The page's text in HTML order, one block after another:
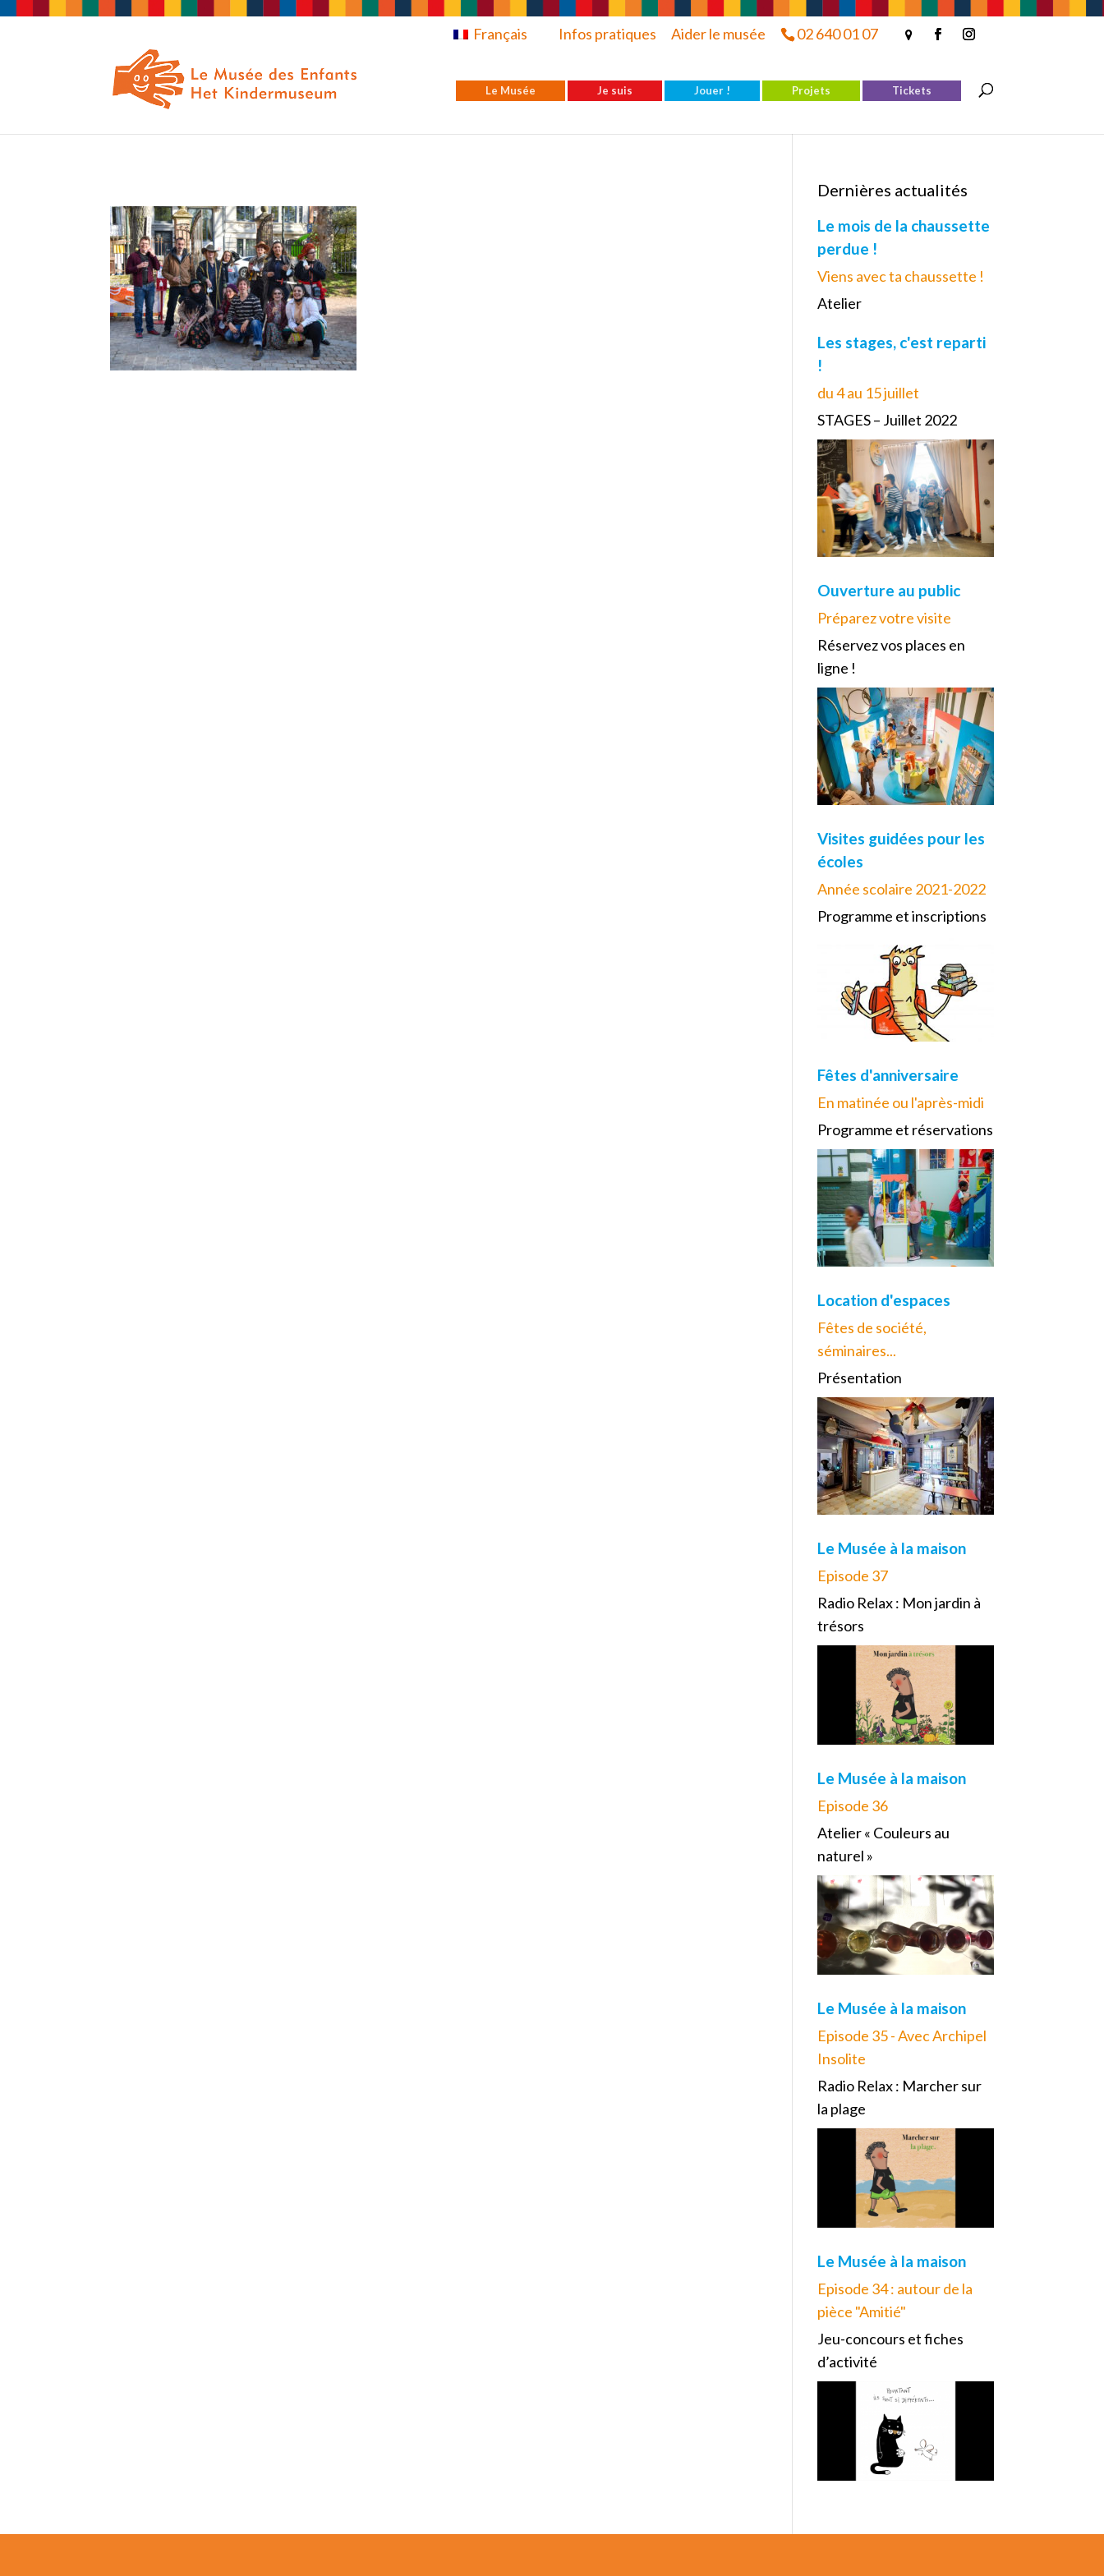
02 640 01 07
Français Infos pratiques Aider le musée
Le Musée Je suis Jouer ! Projets Tickets
Dernières actualités
Le mois de la chaussette
perdue !
Viens avec ta chaussette !
Atelier
Les stages, c'est reparti
!
du 4 au 15 juillet
STAGES – Juillet 2022
Ouverture au public
Préparez votre visite
Réservez vos places en
ligne !
Visites guidées pour les
écoles
Année scolaire 2021-2022
Programme et inscriptions
Fêtes d'anniversaire
En matinée ou l'après-midi
Programme et réservations
Location d'espaces
Fêtes de société,
séminaires...
Présentation
Le Musée à la maison
Episode 37
Radio Relax : Mon jardin à
trésors
Le Musée à la maison
Episode 36
Atelier « Couleurs au
naturel »
Le Musée à la maison
Episode 35 - Avec Archipel
Insolite
Radio Relax : Marcher sur
la plage
Le Musée à la maison
Episode 34 : autour de la
pièce "Amitié"
Jeu-concours et fiches
d’activité